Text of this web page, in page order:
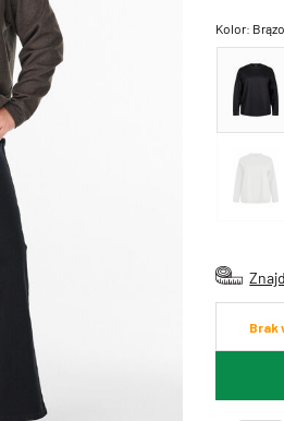
Kolor:
Brak